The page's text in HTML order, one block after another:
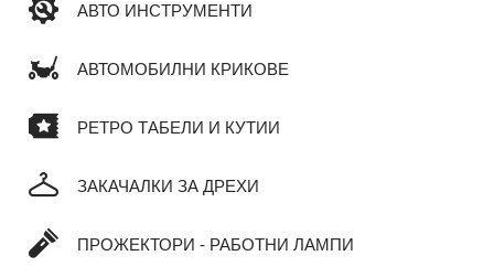
АВТО ИНСТРУМЕНТИ
АВТОМОБИЛНИ КРИКОВЕ
РЕТРО ТАБЕЛИ И КУТИИ
ЗАКАЧАЛКИ ЗА ДРЕХИ
ПРОЖЕКТОРИ - РАБОТНИ ЛАМПИ